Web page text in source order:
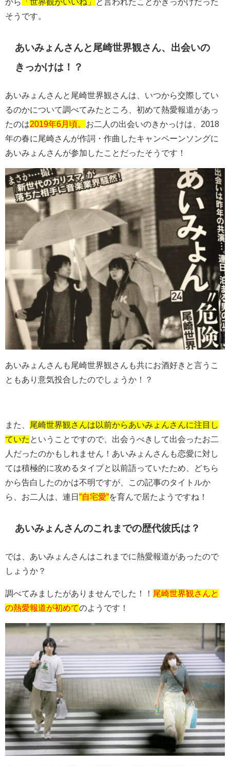
そうです。
あいみょんさんと尾崎世界観さん、出会いの
きっかけは！？
あいみょんさんと尾崎世界観さんは、いつから交際してい
るのかについて調べてみたところ、初めて熱愛報道があっ
たのは2019年6月頃。
お二人の出会いのきかっけは、2018
年の春に尾崎さんが作詞・作曲したキャンペーンソングに
あいみょんさんが参加したことだったそうです！
あいみょんさんも尾崎世界観さんも共にお酒好きと言うこ
ともあり意気投合したのでしょうか！？
また、
尾崎世界観さんは以前からあいみょんさんに注目し
ていた ということですので、出会うべきして出会ったお二
人だったのかもしれません！あいみょんさんも恋愛に対し
ては積極的に攻めるタイプと以前語っていたため、どちら
から告白したのかは不明ですが、この記事のタイトルか
ら、お二人は、連日 ”自宅愛”を育んで居たようですね！
あいみょんさんのこれまでの歴代彼氏は？
では、あいみょんさんはこれまでに熱愛報道があったので
しょうか？
調べてみましたがありませんでした！！ 尾崎世界観さんと
の熱愛報道が初めてのようです！